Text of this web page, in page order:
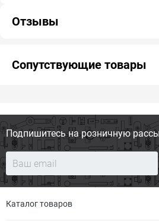
Отзывы
Сопутствующие товары
Подпишитесь на розничную
Каталог товаров